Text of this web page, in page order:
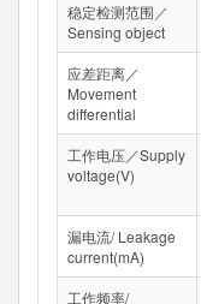
稳定检测范围／
Sensing object
应差距离／
Movement
differential
工作电压／Supply
voltage(V)
漏电流/ Leakage
current(mA)
工作频率/